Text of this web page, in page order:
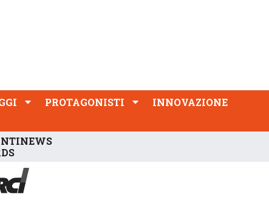
PROTAGONISTI
INNOVAZIONE